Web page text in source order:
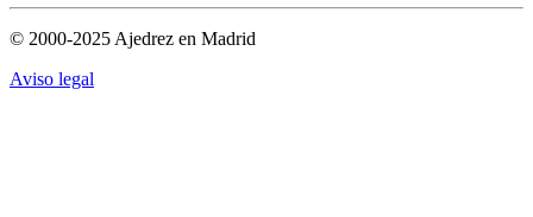
© 2000-2025 Ajedrez en Madrid
Aviso legal